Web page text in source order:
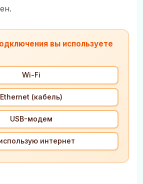
вы используете
Wi-Fi
Ethernet (кабель)
USB-модем
интернет